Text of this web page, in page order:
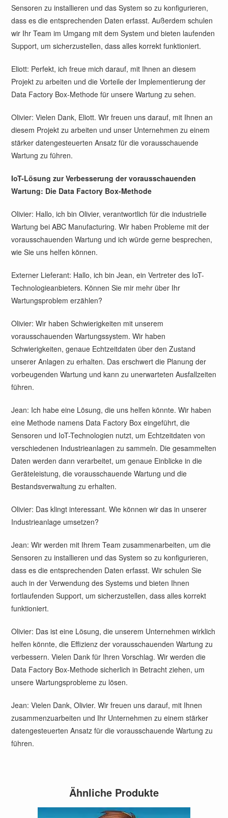
Sensoren zu installieren und das System so zu konfigurieren,
dass es die entsprechenden Daten erfasst. Außerdem schulen
wir Ihr Team im Umgang mit dem System und bieten laufenden
Support, um sicherzustellen, dass alles korrekt funktioniert.
Eliott: Perfekt, ich freue mich darauf, mit Ihnen an diesem
Projekt zu arbeiten und die Vorteile der Implementierung der
Data Factory Box-Methode für unsere Wartung zu sehen.
Olivier: Vielen Dank, Eliott. Wir freuen uns darauf, mit Ihnen an
diesem Projekt zu arbeiten und unser Unternehmen zu einem
stärker datengesteuerten Ansatz für die vorausschauende
Wartung zu führen.
IoT-Lösung zur Verbesserung der vorausschauenden
Wartung: Die Data Factory Box-Methode
Olivier: Hallo, ich bin Olivier, verantwortlich für die industrielle
Wartung bei ABC Manufacturing. Wir haben Probleme mit der
vorausschauenden Wartung und ich würde gerne besprechen,
wie Sie uns helfen können.
Externer Lieferant: Hallo, ich bin Jean, ein Vertreter des IoT-
Technologieanbieters. Können Sie mir mehr über Ihr
Wartungsproblem erzählen?
Olivier: Wir haben Schwierigkeiten mit unserem
vorausschauenden Wartungssystem. Wir haben
Schwierigkeiten, genaue Echtzeitdaten über den Zustand
unserer Anlagen zu erhalten. Das erschwert die Planung der
vorbeugenden Wartung und kann zu unerwarteten Ausfallzeiten
führen.
Jean: Ich habe eine Lösung, die uns helfen könnte. Wir haben
eine Methode namens Data Factory Box eingeführt, die
Sensoren und IoT-Technologien nutzt, um Echtzeitdaten von
verschiedenen Industrieanlagen zu sammeln. Die gesammelten
Daten werden dann verarbeitet, um genaue Einblicke in die
Geräteleistung, die vorausschauende Wartung und die
Bestandsverwaltung zu erhalten.
Olivier: Das klingt interessant. Wie können wir das in unserer
Industrieanlage umsetzen?
Jean: Wir werden mit Ihrem Team zusammenarbeiten, um die
Sensoren zu installieren und das System so zu konfigurieren,
dass es die entsprechenden Daten erfasst. Wir schulen Sie
auch in der Verwendung des Systems und bieten Ihnen
fortlaufenden Support, um sicherzustellen, dass alles korrekt
funktioniert.
Olivier: Das ist eine Lösung, die unserem Unternehmen wirklich
helfen könnte, die Effizienz der vorausschauenden Wartung zu
verbessern. Vielen Dank für Ihren Vorschlag. Wir werden die
Data Factory Box-Methode sicherlich in Betracht ziehen, um
unsere Wartungsprobleme zu lösen.
Jean: Vielen Dank, Olivier. Wir freuen uns darauf, mit Ihnen
zusammenzuarbeiten und Ihr Unternehmen zu einem stärker
datengesteuerten Ansatz für die vorausschauende Wartung zu
führen.
Ähnliche Produkte